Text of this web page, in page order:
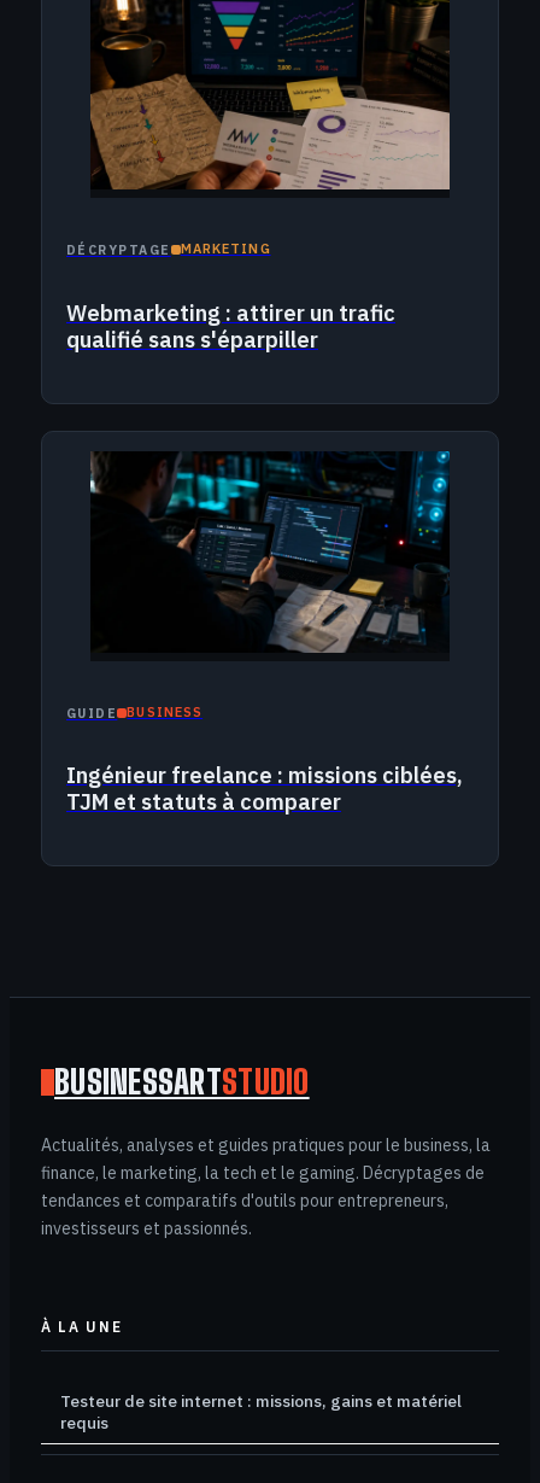
DÉCRYPTAGE MARKETING
Webmarketing : attirer un trafic
qualifié sans s'éparpiller
GUIDE BUSINESS
Ingénieur freelance : missions ciblées,
TJM et statuts à comparer
BUSINESSARTSTUDIO
Actualités, analyses et guides pratiques pour le business, la
finance, le marketing, la tech et le gaming. Décryptages de
tendances et comparatifs d'outils pour entrepreneurs,
investisseurs et passionnés.
À LA UNE
Testeur de site internet : missions, gains et matériel
requis